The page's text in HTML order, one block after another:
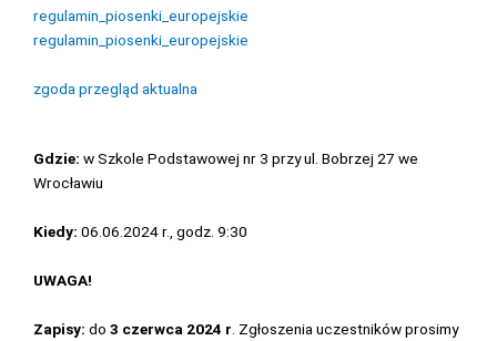
regulamin_piosenki_europejskie
regulamin_piosenki_europejskie
zgoda przegląd aktualna
Gdzie: w Szkole Podstawowej nr 3 przy ul. Bobrzej 27 we
Wrocławiu
Kiedy: 06.06.2024 r., godz. 9:30
UWAGA!
Zapisy: do 3 czerwca 2024 r . Zgłoszenia uczestników prosimy